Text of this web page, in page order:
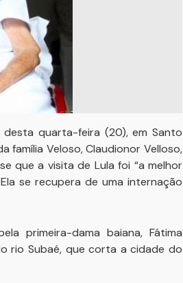
quarta-feira (20), em Santo
família Veloso, Claudionor Velloso,
que a visita de Lula foi “a melhor
se recupera de uma internação
primeira-dama baiana, Fátima
rio Subaé, que corta a cidade do